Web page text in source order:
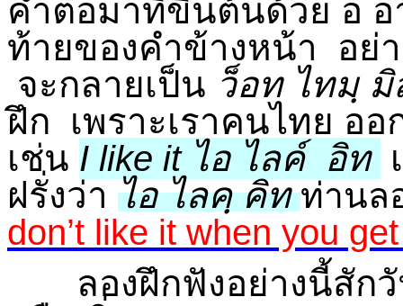
คำต่อมาที่ขึ้นต้นด้วย อ อ่
ท้ายของคำข้างหน้า อ
จะกลายเป็น ว็อท ไทมฺ
ฝึก เพราะเราคนไทย ออ
เช่น I like it ไอ ไลค์ อิท
ฝรั่งว่า ไอ ไลคฺ คิทท่านล
don’t like it when you
ลองฝึกฟังอย่างนี้สักวั